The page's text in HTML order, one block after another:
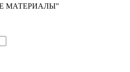
МАТЕРИАЛЫ"